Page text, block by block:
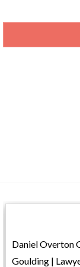
Daniel Overton
Goulding |